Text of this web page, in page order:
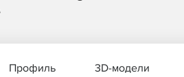
Профиль 3D-модели